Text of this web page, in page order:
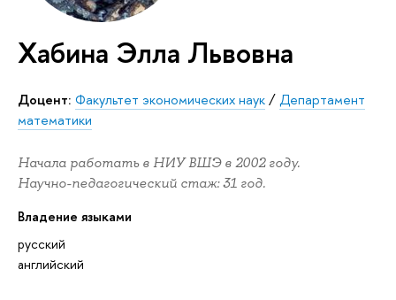
Хабина Элла Львовна
Доцент: Факультет экономических наук/Департамент
математики
Начала работать в НИУ ВШЭ в 2002 году.
Научно-педагогический стаж: 31 год.
Владение языками
русский
английский